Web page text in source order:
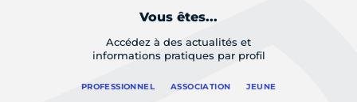
Vous êtes...
Accédez à des actualités et
informations pratiques par profil
PROFESSIONNEL ASSOCIATION JEUNE